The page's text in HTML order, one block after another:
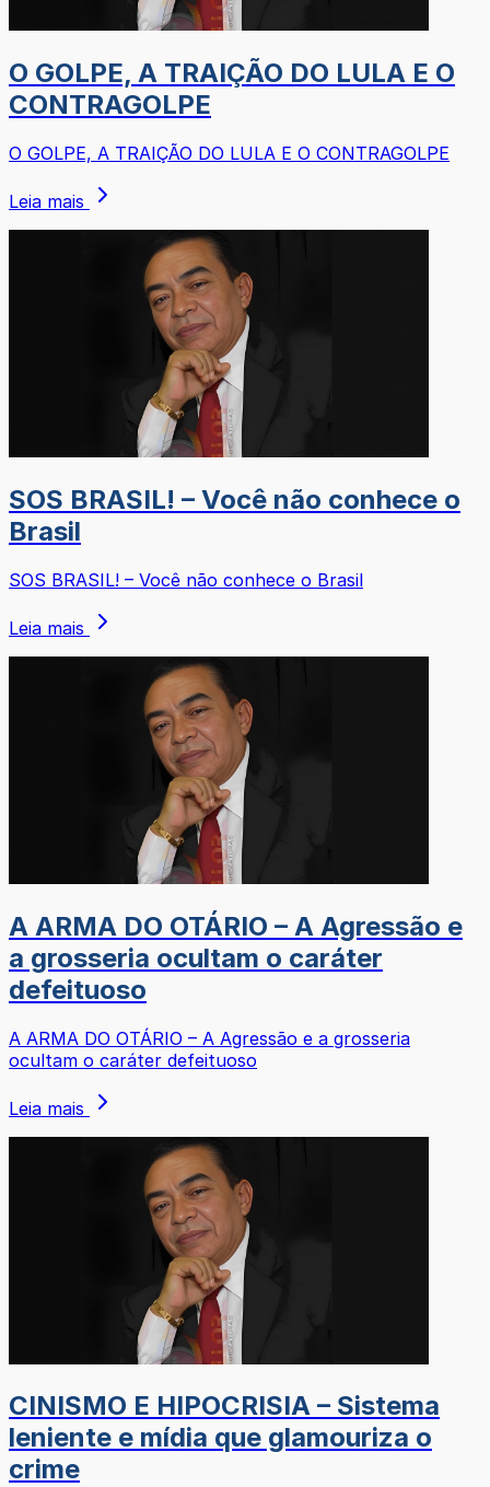
O GOLPE, A TRAIÇÃO DO LULA E O
CONTRAGOLPE
O GOLPE, A TRAIÇÃO DO LULA E O CONTRAGOLPE
Leia mais
SOS BRASIL! – Você não conhece o
Brasil
SOS BRASIL! – Você não conhece o Brasil
Leia mais
A ARMA DO OTÁRIO – A Agressão e
a grosseria ocultam o caráter
defeituoso
A ARMA DO OTÁRIO – A Agressão e a grosseria
ocultam o caráter defeituoso
Leia mais
CINISMO E HIPOCRISIA – Sistema
leniente e mídia que glamouriza o
crime